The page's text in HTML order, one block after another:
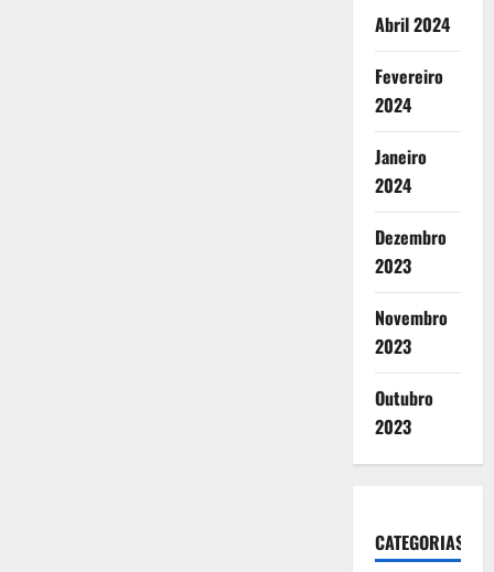
Abril 2024
Fevereiro
2024
Janeiro
2024
Dezembro
2023
Novembro
2023
Outubro
2023
CATEGORIAS